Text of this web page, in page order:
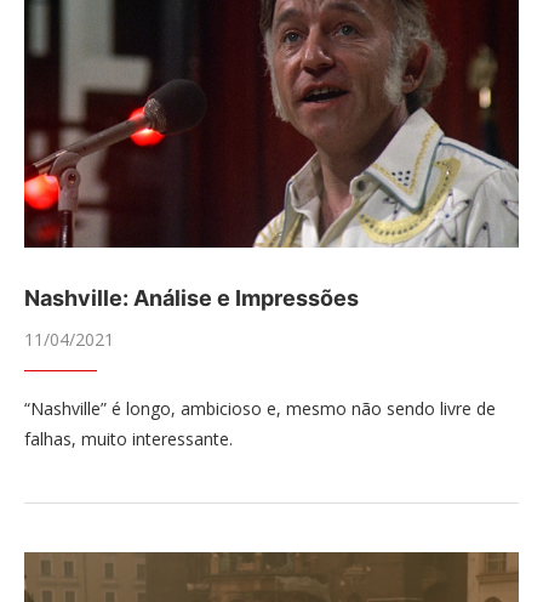
Nashville: Análise e Impressões
11/04/2021
“Nashville” é longo, ambicioso e, mesmo não sendo livre de
falhas, muito interessante.